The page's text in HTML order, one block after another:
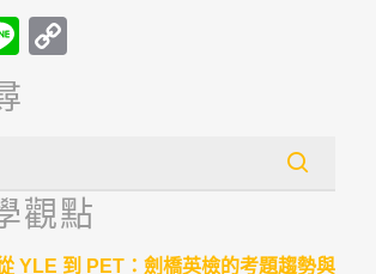
Line
觀點
YLE 到 PET：劍橋英檢的考題趨勢與